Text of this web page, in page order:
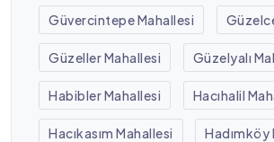
Güvercintepe Mahallesi
Güzeller Mahallesi Güzelyalı
Habibler Mahallesi Hacıhalil
Hacıkasım Mahallesi Hadımköy